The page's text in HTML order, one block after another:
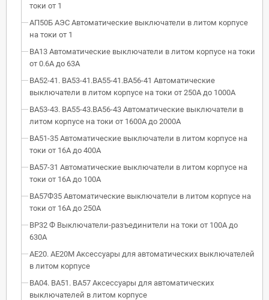
токи от 1
АП50Б АЭС Автоматические выключатели в литом корпусе
на токи от 1
ВА13 Автоматические выключатели в литом корпусе на токи
от 0.6А до 63А
ВА52-41. ВА53-41.ВА55-41.ВА56-41 Автоматические
выключатели в литом корпусе на токи от 250А до 1000А
ВА53-43. ВА55-43.ВА56-43 Автоматические выключатели в
литом корпусе на токи от 1600А до 2000А
ВА51-35 Автоматические выключатели в литом корпусе на
токи от 16А до 400А
ВА57-31 Автоматические выключатели в литом корпусе на
токи от 16А до 100А
ВА57Ф35 Автоматические выключатели в литом корпусе на
токи от 16А до 250А
ВР32 Ф Выключатели-разъединители на токи от 100А до
630А
АЕ20. АЕ20М Аксессуары для автоматических выключателей
в литом корпусе
ВА04. ВА51. ВА57 Аксессуары для автоматических
выключателей в литом корпусе